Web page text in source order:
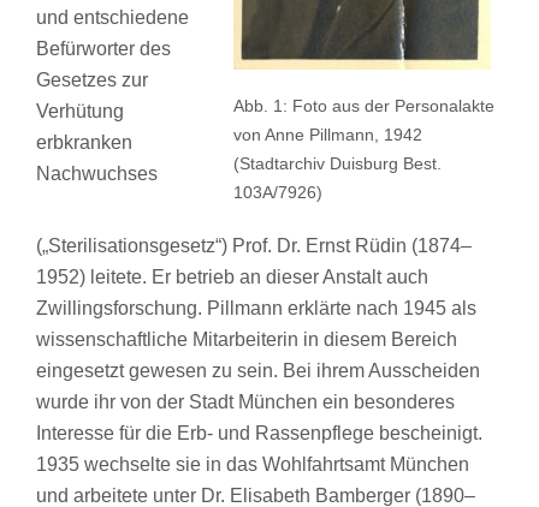
Abb. 1: Foto aus der Personalakte
von Anne Pillmann, 1942
(Stadtarchiv Duisburg Best.
103A/7926)
und entschiedene
Befürworter des
Gesetzes zur
Verhütung
erbkranken
Nachwuchses
(„Sterilisationsgesetz“) Prof. Dr. Ernst Rüdin (1874–
1952) leitete. Er betrieb an dieser Anstalt auch
Zwillingsforschung. Pillmann erklärte nach 1945 als
wissenschaftliche Mitarbeiterin in diesem Bereich
eingesetzt gewesen zu sein. Bei ihrem Ausscheiden
wurde ihr von der Stadt München ein besonderes
Interesse für die Erb- und Rassenpflege bescheinigt.
1935 wechselte sie in das Wohlfahrtsamt München
und arbeitete unter Dr. Elisabeth Bamberger (1890–